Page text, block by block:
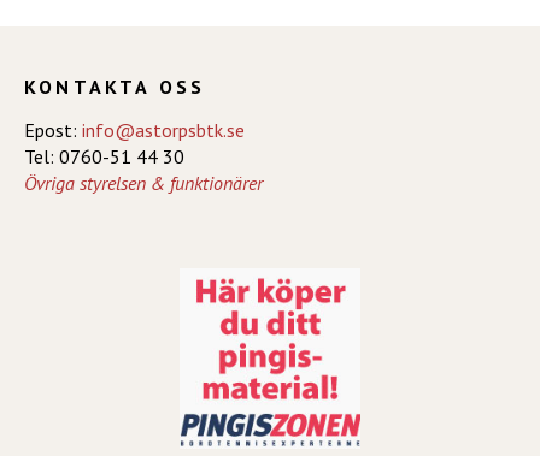
KONTAKTA OSS
Epost: info@astorpsbtk.se
Tel: 0760-51 44 30
Övriga styrelsen & funktionärer